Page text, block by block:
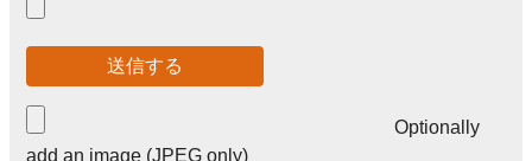
Optionally
add an image (JPEG only)